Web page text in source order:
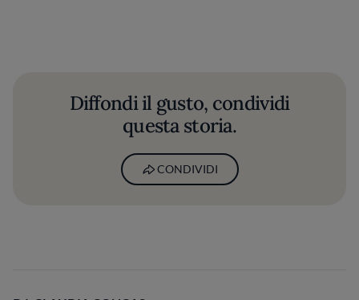
Diffondi il gusto, condividi
questa storia.
CONDIVIDI